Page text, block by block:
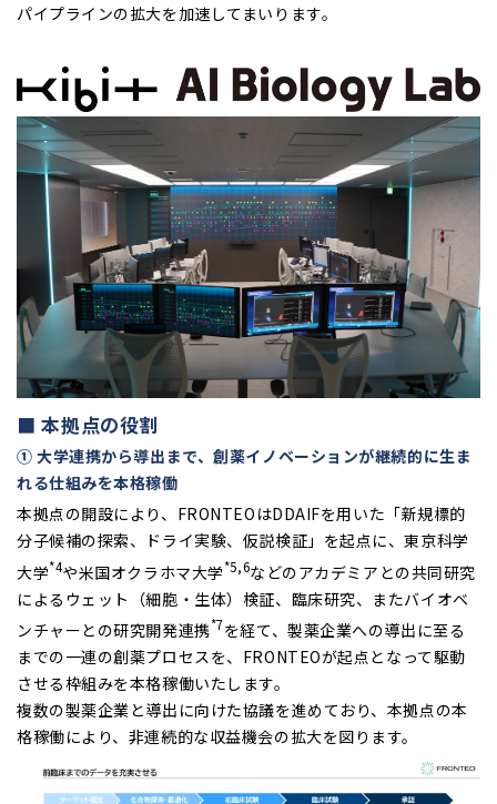
パイプラインの拡大を加速してまいります。
■ 本拠点の役割
① 大学連携から導出まで、創薬イノベーションが継続的に生ま
れる仕組みを本格稼働
本拠点の開設により、FRONTEOはDDAIFを用いた「新規標的
分子候補の探索、ドライ実験、仮説検証」を起点に、東京科学
大学*4や米国オクラホマ大学*5,6などのアカデミアとの共同研究
によるウェット（細胞・生体）検証、臨床研究、またバイオベ
ンチャーとの研究開発連携*7を経て、製薬企業への導出に至る
までの一連の創薬プロセスを、FRONTEOが起点となって駆動
させる枠組みを本格稼働いたします。
複数の製薬企業と導出に向けた協議を進めており、本拠点の本
格稼働により、非連続的な収益機会の拡大を図ります。